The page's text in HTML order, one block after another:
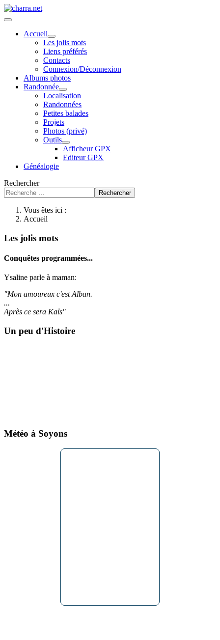
Accueil
Les jolis mots
Liens préférés
Contacts
Connexion/Déconnexion
Albums photos
Randonnée
Localisation
Randonnées
Petites balades
Projets
Photos (privé)
Outils
Afficheur GPX
Editeur GPX
Généalogie
Rechercher
Rechercher
Vous êtes ici :
Accueil
Les jolis mots
Conquêtes programmées...
Ysaline parle à maman:
"Mon amoureux c'est Alban.
...
Après ce sera Kaïs"
Un peu d'Histoire
Météo à Soyons